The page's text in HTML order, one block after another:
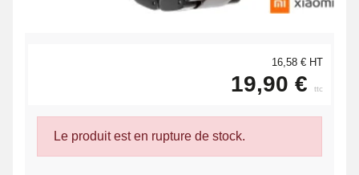
16,58 € HT
19,90 € ttc
Le produit est en rupture de stock.